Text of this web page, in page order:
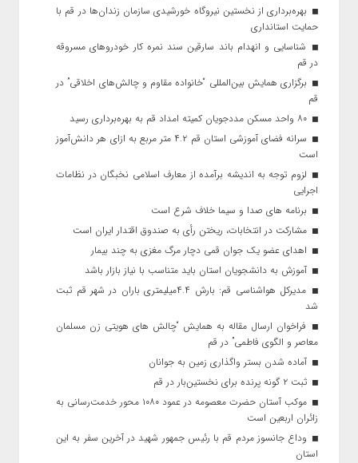
بهره‌برداری از نخستین نیروگاه خورشیدی سازمان زندان‌ها در قم با
حمایت استانداری
شناسایی و انهدام باند سارقین سند نمره کار خودروهای مسروقه
در قم
برگزاری همایش بین‌المللی “خانواده مقاوم و چالش‌های اخلاقی” در
قم
سرانه فضای آموزشی استان قم ۴.۲ متر مربع به ازای هر دانش‌آموز
است
لزوم توجه به اندیشه برآمده از معارف اسلامی نخبگان در نظامات
اجرایی
برنامه های صدا و سیما خلاف شرع است
مشارکت در انتخابات، ریختن رأی به صندوق اقتدار ایران است
اهدای عضو یک جوان قمی دچار مرگ مغزی به چند بیمار
آموزش به دانشجویان استان باید متناسب با نیاز بازار باشد
مدیرکل هواشناسی قم: بارش ۴.۴میلیمتری باران در شهر قم ثبت
شد
فراخوان ارسال مقاله به همایش “چالش های هویتی زن مسلمان
معاصر و الگوی فاطمی” در قم
آماده شدن بستر واگذاری زمین به جوانان
ثبت ۲ گونه پرنده برای نخستین‌بار در قم
موکب آستان حضرت معصومه در عمود ۱۰۸۰ محور خدمت‌رسانی به
زائران اربعین است
وداع جانسوز مردم قم با رئیس جمهور شهید در آخرین سفر به این
استان